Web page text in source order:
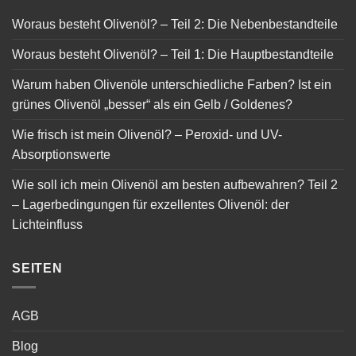
Woraus besteht Olivenöl? – Teil 2: Die Nebenbestandteile
Woraus besteht Olivenöl? – Teil 1: Die Hauptbestandteile
Warum haben Olivenöle unterschiedliche Farben? Ist ein
grünes Olivenöl „besser“ als ein Gelb / Goldenes?
Wie frisch ist mein Olivenöl? – Peroxid- und UV-
Absorptionswerte
Wie soll ich mein Olivenöl am besten aufbewahren? Teil 2
– Lagerbedingungen für exzellentes Olivenöl: der
Lichteinfluss
SEITEN
AGB
Blog